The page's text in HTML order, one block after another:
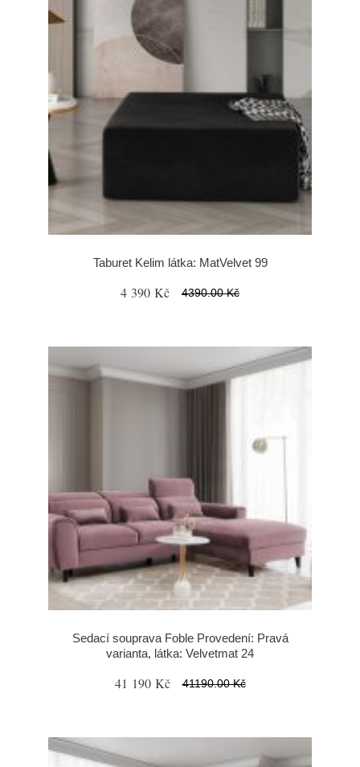
Taburet Kelim látka: MatVelvet 99
4 390 Kč 4390.00 Kč
Sedací souprava Foble Provedení: Pravá
varianta, látka: Velvetmat 24
41 190 Kč 41190.00 Kč